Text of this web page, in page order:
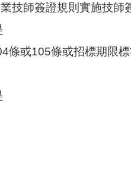
技師簽證規則實施技師
條或105條或招標期限